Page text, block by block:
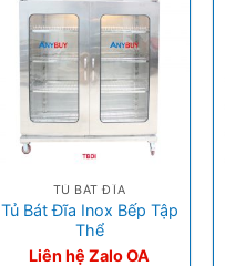
+
TỦ BÁT ĐĨA
Tủ Bát Đĩa Inox Bếp Tập
Thể
Liên hệ Zalo OA